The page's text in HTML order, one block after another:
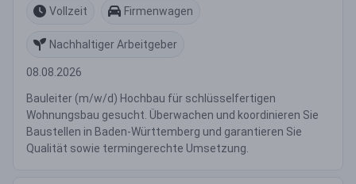
Vollzeit
Firmenwagen
Nachhaltiger Arbeitgeber
08.08.2026
Bauleiter (m/w/d) Hochbau für schlüsselfertigen
Wohnungsbau gesucht. Überwachen und koordinieren Sie
Baustellen in Baden-Württemberg und garantieren Sie
Qualität sowie termingerechte Umsetzung.